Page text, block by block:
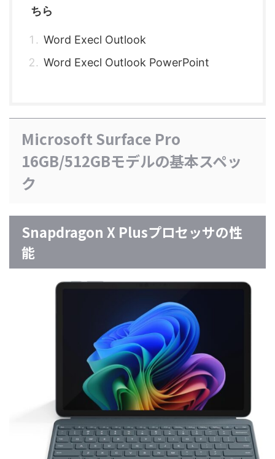
ちら
Word Execl Outlook
Word Execl Outlook PowerPoint
Microsoft Surface Pro
16GB/512GBモデルの基本スペッ
ク
Snapdragon X Plusプロセッサの性
能